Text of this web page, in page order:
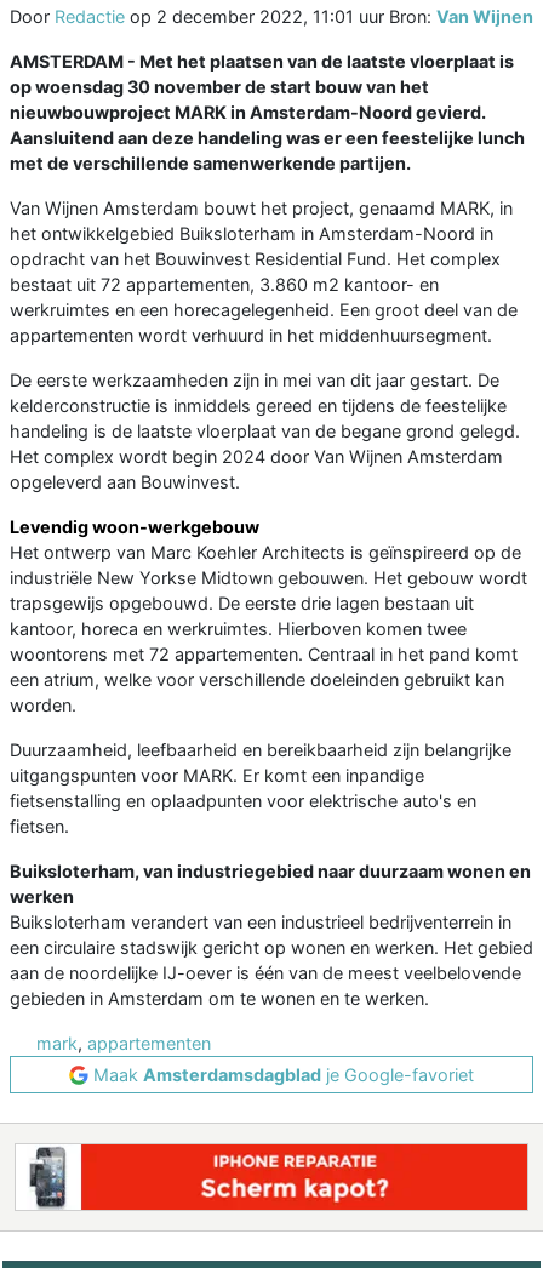
Door Redactie op 2 december 2022, 11:01 uur Bron: Van Wijnen
AMSTERDAM - Met het plaatsen van de laatste vloerplaat is
op woensdag 30 november de start bouw van het
nieuwbouwproject MARK in Amsterdam-Noord gevierd.
Aansluitend aan deze handeling was er een feestelijke lunch
met de verschillende samenwerkende partijen.
Van Wijnen Amsterdam bouwt het project, genaamd MARK, in
het ontwikkelgebied Buiksloterham in Amsterdam-Noord in
opdracht van het Bouwinvest Residential Fund. Het complex
bestaat uit 72 appartementen, 3.860 m2 kantoor- en
werkruimtes en een horecagelegenheid. Een groot deel van de
appartementen wordt verhuurd in het middenhuursegment.
De eerste werkzaamheden zijn in mei van dit jaar gestart. De
kelderconstructie is inmiddels gereed en tijdens de feestelijke
handeling is de laatste vloerplaat van de begane grond gelegd.
Het complex wordt begin 2024 door Van Wijnen Amsterdam
opgeleverd aan Bouwinvest.
Levendig woon-werkgebouw
Het ontwerp van Marc Koehler Architects is geïnspireerd op de
industriële New Yorkse Midtown gebouwen. Het gebouw wordt
trapsgewijs opgebouwd. De eerste drie lagen bestaan uit
kantoor, horeca en werkruimtes. Hierboven komen twee
woontorens met 72 appartementen. Centraal in het pand komt
een atrium, welke voor verschillende doeleinden gebruikt kan
worden.
Duurzaamheid, leefbaarheid en bereikbaarheid zijn belangrijke
uitgangspunten voor MARK. Er komt een inpandige
fietsenstalling en oplaadpunten voor elektrische auto's en
fietsen.
Buiksloterham, van industriegebied naar duurzaam wonen en
werken
Buiksloterham verandert van een industrieel bedrijventerrein in
een circulaire stadswijk gericht op wonen en werken. Het gebied
aan de noordelijke IJ-oever is één van de meest veelbelovende
gebieden in Amsterdam om te wonen en te werken.
mark, appartementen
Maak Amsterdamsdagblad je Google-favoriet